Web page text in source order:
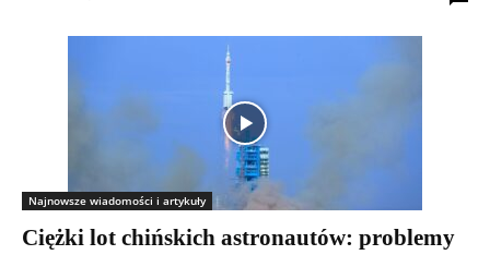
Najnowsze wiadomości i artykuły
Ciężki lot chińskich astronautów: problemy